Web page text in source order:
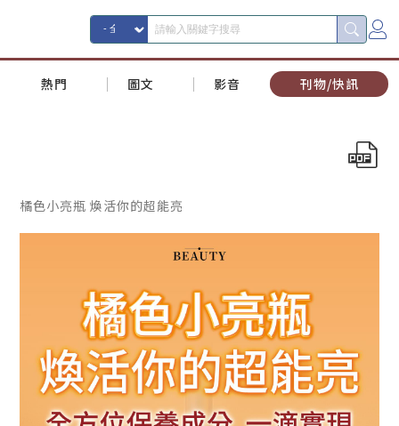
熱門 圖文 影音 刊物/快訊
橘色小亮瓶 煥活你的超能亮